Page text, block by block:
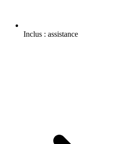
Inclus : assistance